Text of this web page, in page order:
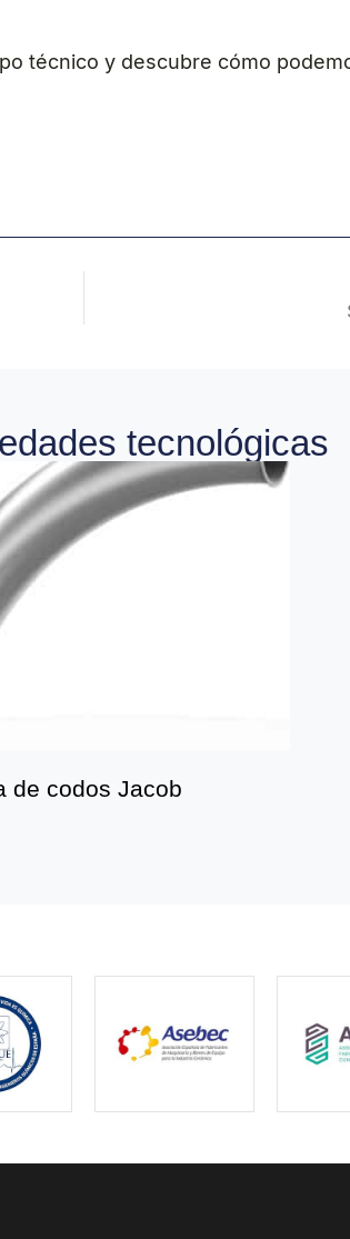
técnico y descubre cómo
tecnológicas
de codos Jacob